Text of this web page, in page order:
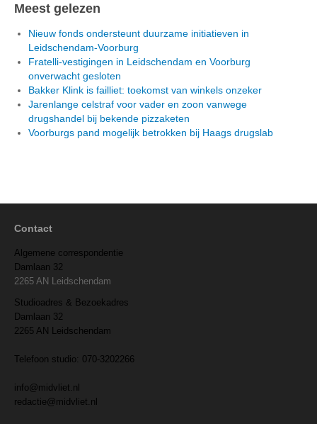
Meest gelezen
Nieuw fonds ondersteunt duurzame initiatieven in
Leidschendam-Voorburg
Fratelli-vestigingen in Leidschendam en Voorburg
onverwacht gesloten
Bakker Klink is failliet: toekomst van winkels onzeker
Jarenlange celstraf voor vader en zoon vanwege
drugshandel bij bekende pizzaketen
Voorburgs pand mogelijk betrokken bij Haags drugslab
Contact
Algemene correspondentie
Damlaan 32
2265 AN Leidschendam
Studioadres & Bezoekadres
Damlaan 32
2265 AN Leidschendam
Telefoon studio: 070-3202266
info@midvliet.nl
redactie@midvliet.nl